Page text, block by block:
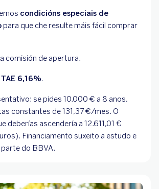
condicións especiais de
para que che resulte máis fácil comprar
comisión de apertura.
TAE 6,16%.
se pides 10.000 € a 8 anos,
constantes de 131,37 €/mes. O
deberías ascendería a 12.611,01 €
Financiamento suxeito a estudo e
do BBVA.